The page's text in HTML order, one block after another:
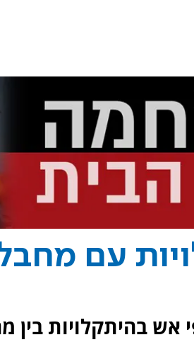
עם
בהיתקלויות בין